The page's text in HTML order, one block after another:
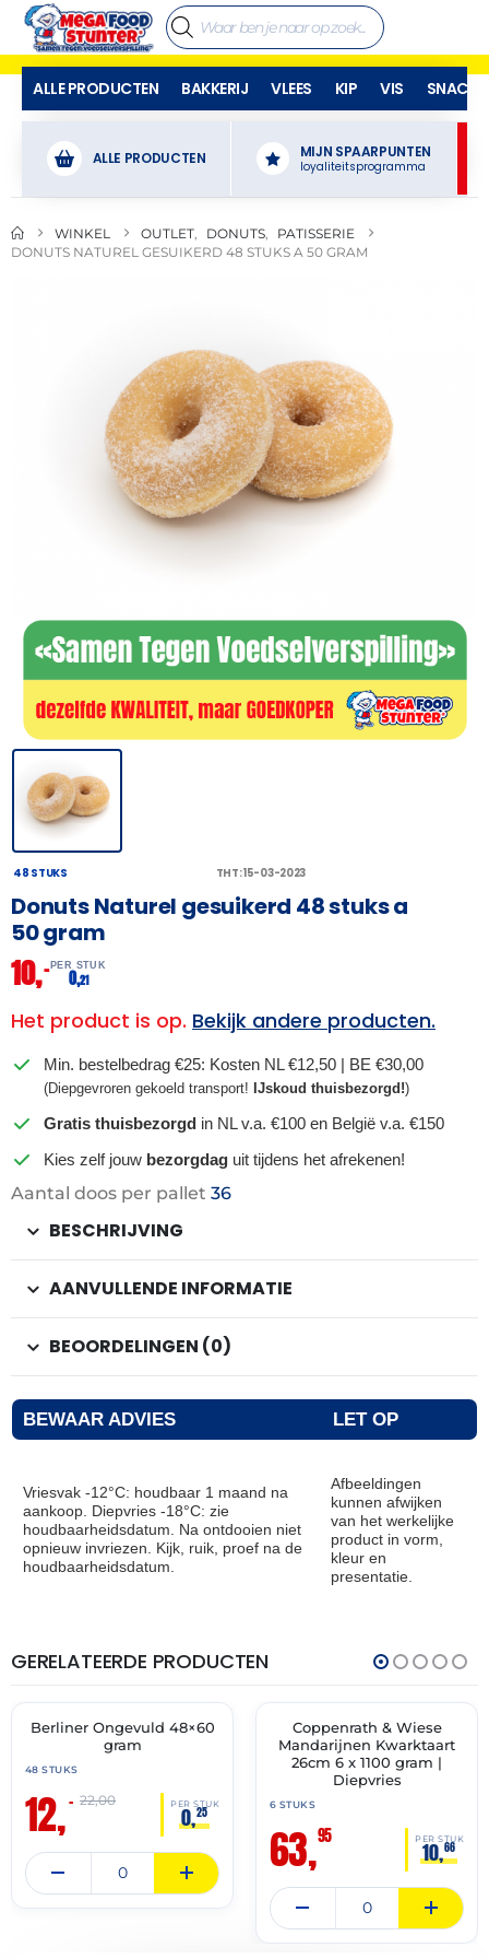
ALLE PRODUCTEN BAKKERIJ VLEES KIP VIS SNACKS
ALLE PRODUCTEN MIJN SPAARPUNTEN
loyaliteitsprogramma
WINKEL OUTLET DONUTS
PATISSERIE
DONUTS NATUREL GESUIKERD 48 STUKS A 50 GRAM
48 STUKS THT: 15-03-2023
Donuts Naturel gesuikerd 48 stuks a
50 gram
10,– PER STUK
0,21
Het product is op. Bekijk andere producten.
Min. bestelbedrag €25: Kosten NL €12,50 | BE €30,00
(Diepgevroren gekoeld transport! IJskoud thuisbezorgd!)
Gratis thuisbezorgd in NL v.a. €100 en België v.a. €150
Kies zelf jouw bezorgdag uit tijdens het afrekenen!
Aantal doos per pallet 36
BESCHRIJVING
AANVULLENDE INFORMATIE
BEOORDELINGEN (0)
BEWAAR ADVIES LET OP
Vriesvak -12°C: houdbaar 1 maand na
aankoop. Diepvries -18°C: zie
houdbaarheidsdatum. Na ontdooien niet
opnieuw invriezen. Kijk, ruik, proef na de
houdbaarheidsdatum.
Afbeeldingen
kunnen afwijken
van het werkelijke
product in vorm,
kleur en
presentatie.
GERELATEERDE PRODUCTEN
🔥 OP=OP
THT:
30-
Berliner Ongevuld 48×60
gram
48 STUKS
12,– PER STUK
0,25
22,00
✓ VAST ASSORTIMENT
Coppenrath & Wiese
Mandarijnen Kwarktaart
26cm 6 x 1100 gram |
Diepvries
6 STUKS
63,95 PER STUK
10,66